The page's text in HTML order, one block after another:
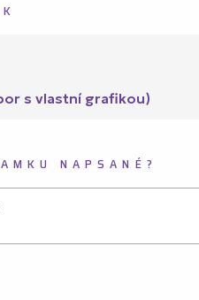
s vlastní grafikou)
NAPSANÉ?